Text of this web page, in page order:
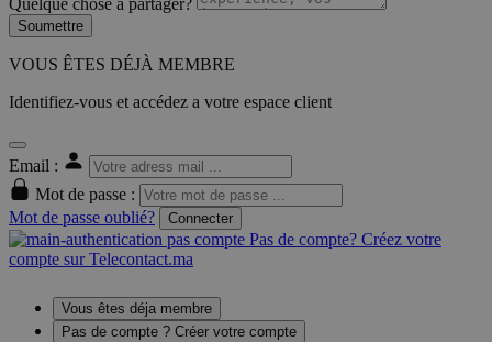
Quelque chose à partager?
Soumettre
VOUS ÊTES DÉJÀ MEMBRE
Identifiez-vous et accédez a votre espace client
Email :
Mot de passe :
Mot de passe oublié?
Connecter
Pas de compte? Créez votre
compte sur Telecontact.ma
Vous êtes déja membre
Pas de compte ? Créer votre compte